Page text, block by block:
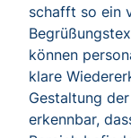
schafft so ein
können
klare
Gestaltung
erkennbar,